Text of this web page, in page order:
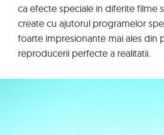
ca efecte speciale in diferite filme
create cu ajutorul programelor
foarte impresionante mai ales din
reproducerii perfecte a realitatii.